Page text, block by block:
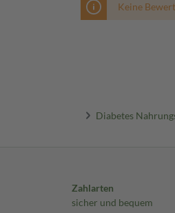
Keine
Diabetes
Zahlarten
sicher und bequem